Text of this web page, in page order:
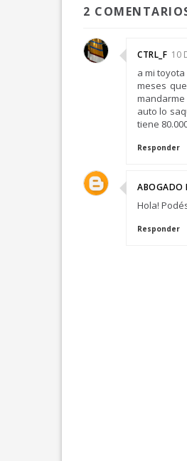
2
CTRL_F 10
a mi
meses
auto lo
tiene
Responder
ABOGADO
Hola!
Responder